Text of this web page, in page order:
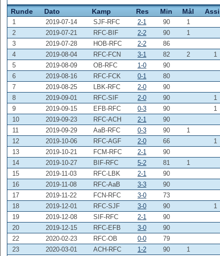
Runde Dato Kamp Res Min Mål
1 2019-07-14 SJF-RFC 2-1 90
1
2
2019-07-21 RFC-BIF 2-2 90
1
3
2019-07-28 HOB-RFC 2-2
86
4
2019-08-04 RFC-FCN 3-1 82 2
1
5
2019-08-09 OB-RFC 1-0
90
6
2019-08-16 RFC-FCK 0-1
80
7
2019-08-25 LBK-RFC 2-0
90
8
2019-09-01 RFC-SIF 2-0 90
1
9
2019-09-15 EFB-RFC 0-3 90
1
10
2019-09-23 RFC-ACH 2-1
90
11
2019-09-29 AaB-RFC 0-3 90
1
12
2019-10-06 RFC-AGF 2-0 66
1
13
2019-10-21 FCM-RFC 2-1
90
14
2019-10-27 BIF-RFC 5-2 81
1
15
2019-11-03 RFC-LBK 2-1
90
16
2019-11-08 RFC-AaB 3-3
90
17
2019-11-22 FCN-RFC 3-0
73
18
2019-12-01 RFC-SJF 3-0 90
1
19
2019-12-08 SIF-RFC 2-1
90
20
2019-12-15 RFC-EFB 3-0
90
22
2020-02-23 RFC-OB 0-0
79
23
2020-03-01 ACH-RFC 1-2 90
1